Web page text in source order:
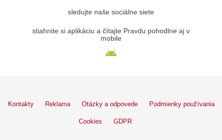
sledujte naše sociálne siete
stiahnite si aplikáciu a čítajte Pravdu pohodlne aj v
mobile
Kontakty Reklama Otázky a odpovede Podmienky používania
Cookies GDPR